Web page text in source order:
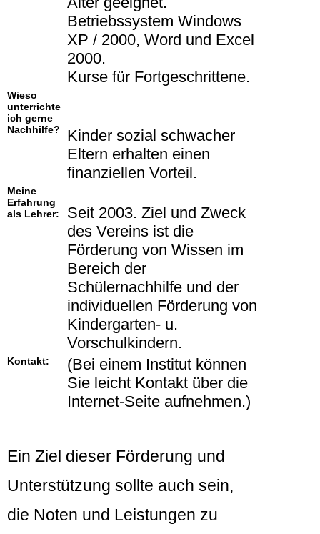
Betriebssystem Windows
XP / 2000, Word und Excel
2000.
Kurse für Fortgeschrittene.
Wieso
unterrichte
ich gerne
Nachhilfe?
Kinder sozial schwacher
Eltern erhalten einen
finanziellen Vorteil.
Meine
Erfahrung
als Lehrer:
Seit 2003. Ziel und Zweck
des Vereins ist die
Förderung von Wissen im
Bereich der
Schülernachhilfe und der
individuellen Förderung von
Kindergarten- u.
Vorschulkindern.
Kontakt:
(Bei einem Institut können
Sie leicht Kontakt über die
Internet-Seite aufnehmen.)
Ein Ziel dieser Förderung und
Unterstützung sollte auch sein,
die Noten und Leistungen zu